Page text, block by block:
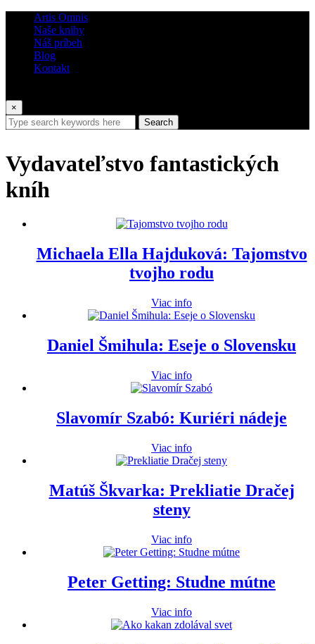
Artis Omnis
Naše knihy
Náš príbeh
Blog
Kontakt
×
Search
Vydavateľstvo fantastických
kníh
Michaela Ella Hajduková: Tajomstvo
tvojho rodu
Viac info
Daniel Šmihula: Eseje o Slovensku
Viac info
Slavomír Szabó: Kuriéri nádeje
Viac info
Matúš Škvarka: Prekliatie Dračej
steny
Viac info
Peter Getting: Studne mútne
Viac info